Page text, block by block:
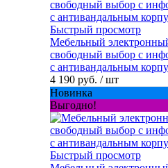
Быстрый просмотр
Мебельный
свободный выбор с
с антивандальным
4 190 руб. / шт
Новинка
Выгодно!
Быстрый просмотр